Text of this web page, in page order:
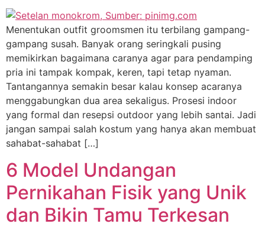
Menentukan outfit groomsmen itu terbilang gampang-
gampang susah. Banyak orang seringkali pusing
memikirkan bagaimana caranya agar para pendamping
pria ini tampak kompak, keren, tapi tetap nyaman.
Tantangannya semakin besar kalau konsep acaranya
menggabungkan dua area sekaligus. Prosesi indoor
yang formal dan resepsi outdoor yang lebih santai. Jadi
jangan sampai salah kostum yang hanya akan membuat
sahabat-sahabat […]
6 Model Undangan
Pernikahan Fisik yang Unik
dan Bikin Tamu Terkesan